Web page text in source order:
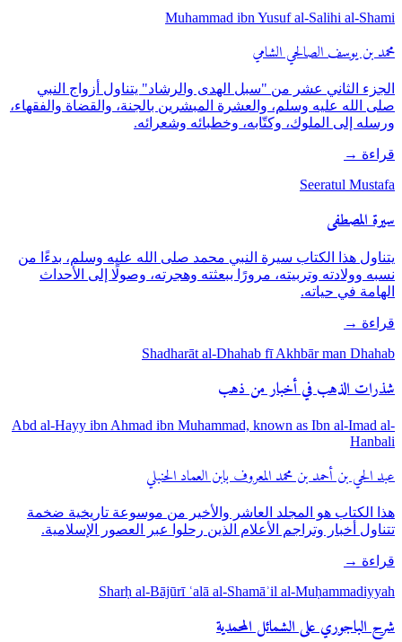
Muhammad ibn Yusuf al-Salihi al-Shami
محمد بن يوسف الصالحي الشامي
الجزء الثاني عشر من "سبل الهدى والرشاد" يتناول أزواج النبي
صلى الله عليه وسلم، والعشرة المبشرين بالجنة، والقضاة والفقهاء،
ورسله إلى الملوك، وكتّابه، وخطبائه وشعرائه.
قراءة →
Seeratul Mustafa
سيرة المصطفى
يتناول هذا الكتاب سيرة النبي محمد صلى الله عليه وسلم، بدءًا من
نسبه وولادته وتربيته، مرورًا ببعثته وهجرته، وصولًا إلى الأحداث
الهامة في حياته.
قراءة →
Shadharāt al-Dhahab fī Akhbār man Dhahab
شذرات الذهب في أخبار من ذهب
Abd al-Hayy ibn Ahmad ibn Muhammad, known as Ibn al-Imad al-
Hanbali
عبد الحي بن أحمد بن محمد المعروف بابن العماد الحنبلي
هذا الكتاب هو المجلد العاشر والأخير من موسوعة تاريخية ضخمة
تتناول أخبار وتراجم الأعلام الذين رحلوا عبر العصور الإسلامية.
قراءة →
Sharḥ al-Bājūrī ʿalā al-Shamāʾil al-Muḥammadiyyah
شرح الباجوري على الشمائل المحمدية